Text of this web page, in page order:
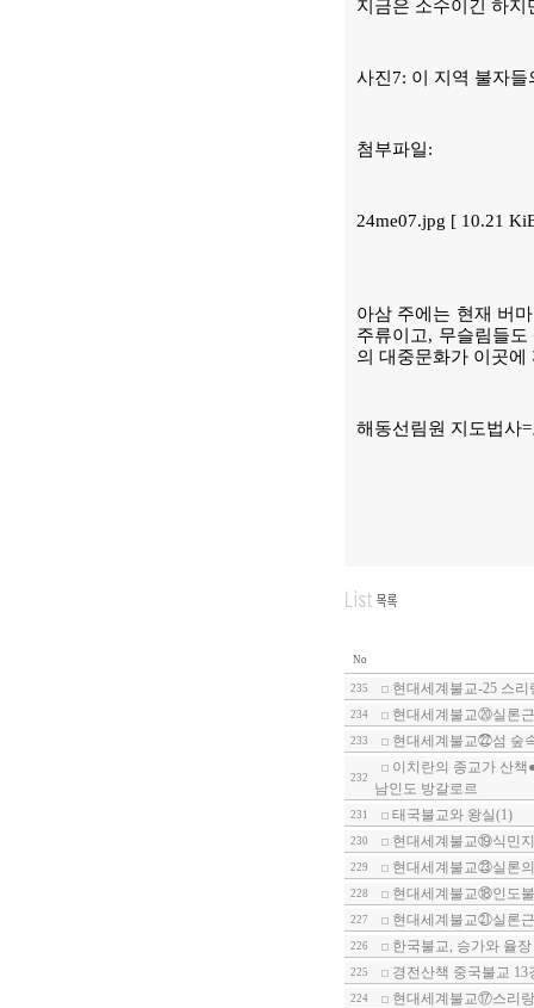
지금은 소수이긴 하
사진7: 이 지역 불자
첨부파일:
24me07.jpg [ 10.21
아삼 주에는 현재 버
주류이고, 무슬림들
의 대중문화가 이곳
해동선림원 지도법사
No
235 현대세계불교-25 스
234 현대세계불교⑳실론
233 현대세계불교㉒섬 숲
232
이치란의 종교가 산책
남인도 방갈로르
231 태국불교와 왕실(1)
230 현대세계불교⑲식민
229 현대세계불교㉓실론
228 현대세계불교⑱인도
227 현대세계불교㉑실론
226 한국불교, 승가와 율
225 경전산책 중국불교
224 현대세계불교⑰스리